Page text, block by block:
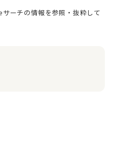
ーチの情報を参照・抜粋して